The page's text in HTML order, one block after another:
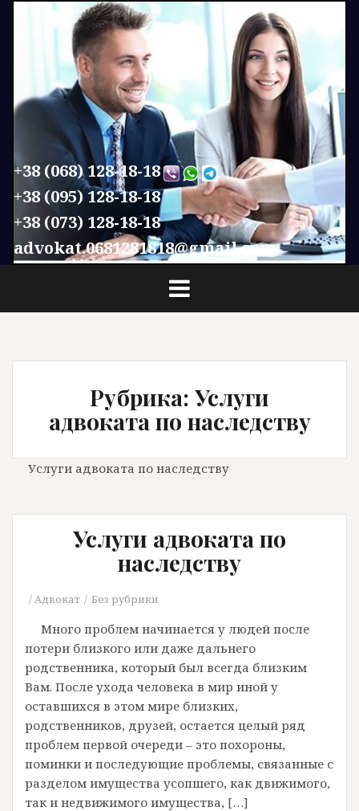
+38 (068) 128-18-18
+38 (095) 128-18-18
+38 (073) 128-18-18
advokat.0681281818@gmail.com
Рубрика: Услуги
адвоката по наследству
Услуги адвоката по наследству
Услуги адвоката по
наследству
Адвокат Без рубрики
Много проблем начинается у людей после
потери близкого или даже дальнего
родственника, который был всегда близким
Вам. После ухода человека в мир иной у
оставшихся в этом мире близких,
родственников, друзей, остается целый ряд
проблем первой очереди – это похороны,
поминки и последующие проблемы, связанные с
разделом имущества усопшего, как движимого,
так и недвижимого имущества, […]